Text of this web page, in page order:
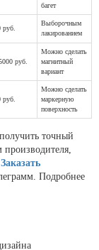
багет
руб.
Выборочным
лакированием
руб.
Можно сделать
магнитный
вариант
руб.
Можно сделать
маркерную
поверхность
точный
производителя,
Заказать
Подробнее